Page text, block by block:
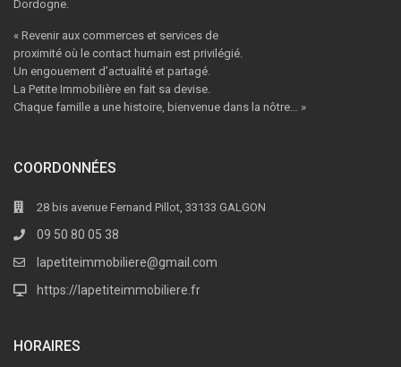
Dordogne.
« Revenir aux commerces et services de
proximité où le contact humain est privilégié.
Un engouement d’actualité et partagé.
La Petite Immobilière en fait sa devise.
Chaque famille a une histoire, bienvenue dans la nôtre… »
COORDONNÉES
28 bis avenue Fernand Pillot, 33133 GALGON
09 50 80 05 38
lapetiteimmobiliere@gmail.com
https://lapetiteimmobiliere.fr
HORAIRES